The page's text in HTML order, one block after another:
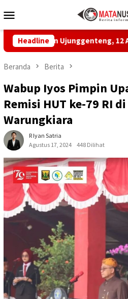
ke
Mobile
Headline
Ujunggenteng, 12 Aturan
Beranda Berita
Wabup Iyos Pimpin
Remisi HUT ke-79 RI
Warungkiara
R Iyan Satria
Agustus 17, 2024
448 Dilihat